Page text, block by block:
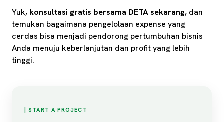
Yuk, konsultasi gratis bersama DETA sekarang, dan
temukan bagaimana pengelolaan expense yang
cerdas bisa menjadi pendorong pertumbuhan bisnis
Anda menuju keberlanjutan dan profit yang lebih
tinggi.
| START A PROJECT